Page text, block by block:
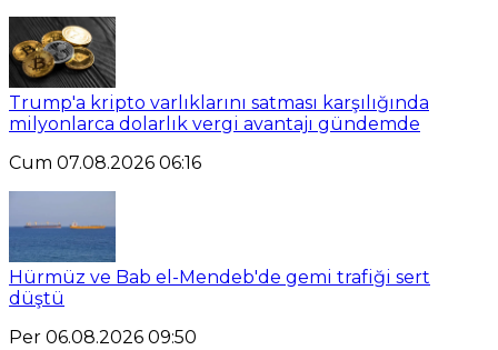
Trump'a kripto varlıklarını satması karşılığında
milyonlarca dolarlık vergi avantajı gündemde
Cum 07.08.2026 06:16
Hürmüz ve Bab el-Mendeb'de gemi trafiği sert
düştü
Per 06.08.2026 09:50